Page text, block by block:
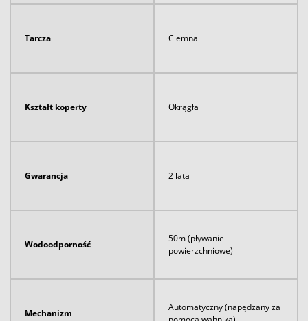
Tarcza Ciemna
Kształt koperty Okrągła
Gwarancja 2 lata
Wodoodporność
50m (pływanie
powierzchniowe)
Mechanizm
Automatyczny (napędzany za